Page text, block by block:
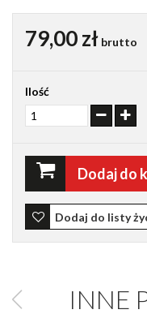
79,00 zł brutto
Ilość
Dodaj do
Dodaj do listy
INNE